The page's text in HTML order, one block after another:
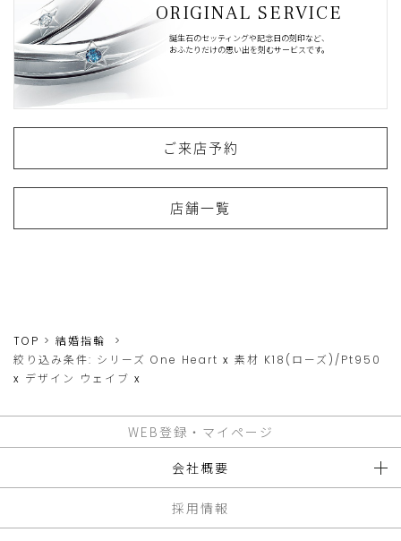
ORIGINAL SERVICE
誕生石のセッティングや記念日の刻印など、
おふたりだけの思い出を刻むサービスです。
ご来店予約
店舗一覧
TOP
結婚指輪
絞り込み条件: シリーズ One Heart x 素材 K18(ローズ)/Pt950
x デザイン ウェイブ x
WEB登録・マイページ
会社概要
採用情報